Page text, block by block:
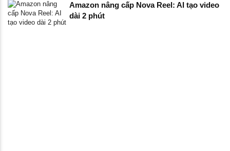
Amazon nâng cấp Nova Reel: AI tạo video
dài 2 phút